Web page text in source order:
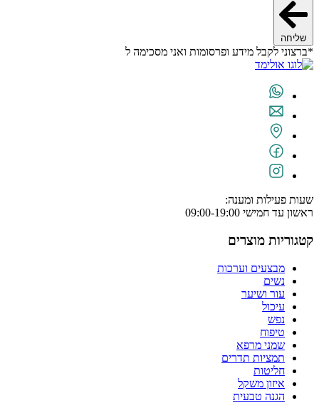
שליחה
*ברצוני לקבל מידע ופרסומות ואני מסכימה ל
שעות פעילות ומענה:
ראשון עד חמישי 09:00-19:00
קטגוריות מוצרים
מבצעים וערכות
נשים
עור ושיער
עיכול
נפש
טיפוח
שמני מרפא
תמציות תדרים
חליטות
איזון משקל
הגנה טבעית